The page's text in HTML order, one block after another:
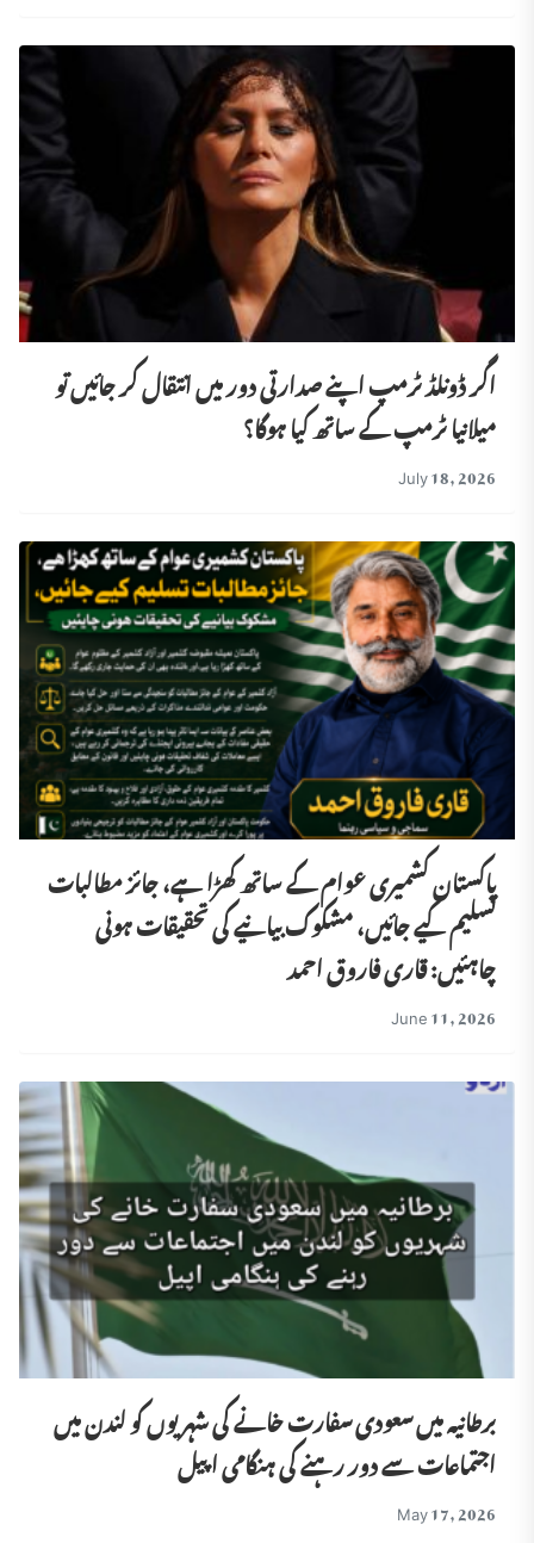
اگر ڈونلڈ ٹرمپ اپنے صدارتی دور میں انتقال کر جائیں تو
میلانیا ٹرمپ کے ساتھ کیا ہوگا؟
July 18, 2026
پاکستان کشمیری عوام کے ساتھ کھڑا ہے، جائز مطالبات
تسلیم کیے جائیں، مشکوک بیانیے کی تحقیقات ہونی
چاہئیں: قاری فاروق احمد
June 11, 2026
برطانیہ میں سعودی سفارت خانے کی شہریوں کو لندن میں
اجتماعات سے دور رہنے کی ہنگامی اپیل
May 17, 2026